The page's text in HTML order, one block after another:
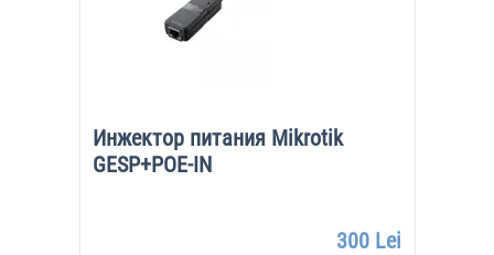
Инжектор питания Mikrotik
GESP+POE-IN
300 Lei